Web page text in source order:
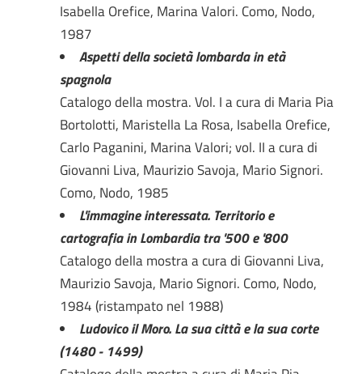
Isabella Orefice, Marina Valori. Como, Nodo,
1987
Aspetti della società lombarda in età
spagnola
Catalogo della mostra. Vol. I a cura di Maria Pia
Bortolotti, Maristella La Rosa, Isabella Orefice,
Carlo Paganini, Marina Valori; vol. II a cura di
Giovanni Liva, Maurizio Savoja, Mario Signori.
Como, Nodo, 1985
L'immagine interessata. Territorio e
cartografia in Lombardia tra '500 e '800
Catalogo della mostra a cura di Giovanni Liva,
Maurizio Savoja, Mario Signori. Como, Nodo,
1984 (ristampato nel 1988)
Ludovico il Moro. La sua città e la sua corte
(1480 - 1499)